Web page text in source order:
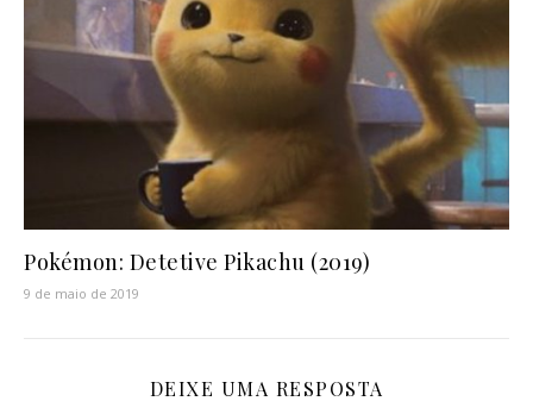
Pokémon: Detetive Pikachu (2019)
9 de maio de 2019
DEIXE UMA RESPOSTA